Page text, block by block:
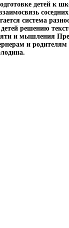
детей к
система
решению
и мышления
и